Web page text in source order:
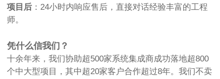
项目后 ：24小时内响应售后，直接对话经验丰富的工程
师。
凭什么信我们？
十余年来，我们协助超500家系统集成商成功落地超800
个中大型项目，其中超20家客户合作超过8年。我们不卖